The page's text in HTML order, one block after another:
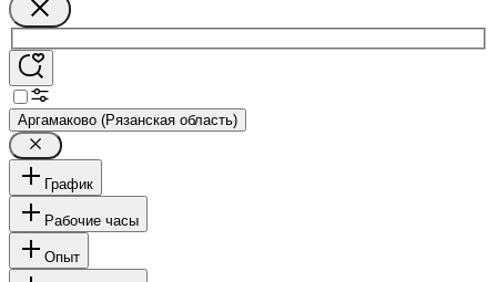
Аргамаково (Рязанская область)
График
Рабочие часы
Опыт